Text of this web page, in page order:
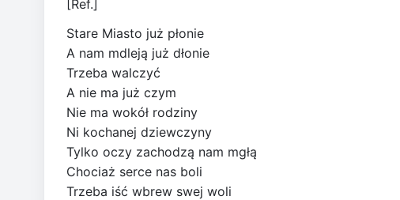
[Ref.]
Stare Miasto już płonie
A nam mdleją już dłonie
Trzeba walczyć
A nie ma już czym
Nie ma wokół rodziny
Ni kochanej dziewczyny
Tylko oczy zachodzą nam mgłą
Chociaż serce nas boli
Trzeba iść wbrew swej woli